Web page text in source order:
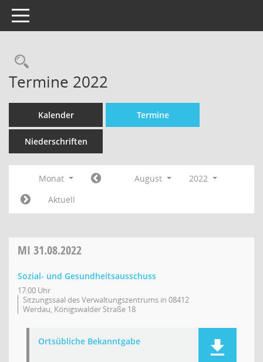
Toggle navigation
Termine 2022
Kalender Termine
Niederschriften
Monat August
2022
Aktuell
MI 31.08.2022
Sozial- und Gesundheitsausschuss
17:00 Uhr
Sitzungssaal des Verwaltungszentrums in 08412
Werdau, Königswalder Straße 18
Ortsübliche Bekanntgabe